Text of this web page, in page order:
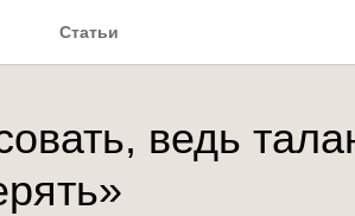
Статьи
ведь